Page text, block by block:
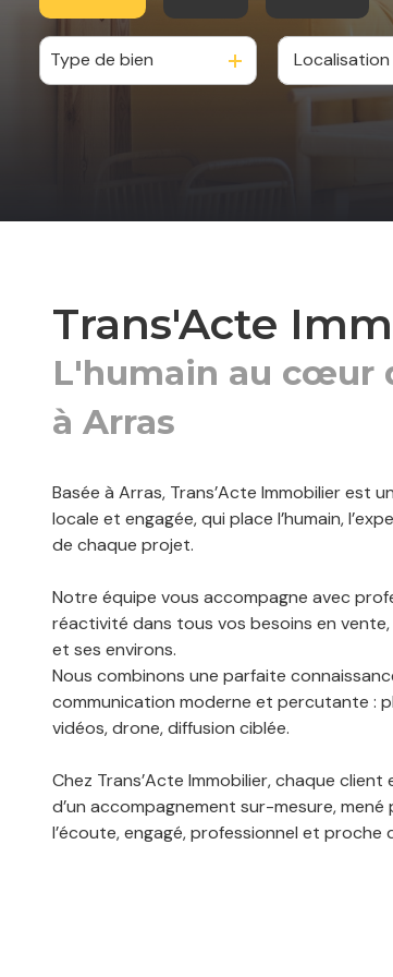
De l'ancien à l'année
Type de bien
Trans'Acte
L'humain au cœur
à Arras
Basée à Arras, Trans’Acte Immobilier est
locale et engagée, qui place l’humain,
de chaque projet.
Notre équipe vous accompagne avec
réactivité dans tous vos besoins en
et ses environs.
Nous combinons une parfaite
communication moderne et percutante :
vidéos, drone, diffusion ciblée.
Chez Trans’Acte Immobilier, chaque
d’un accompagnement sur-mesure,
l’écoute, engagé, professionnel et proche